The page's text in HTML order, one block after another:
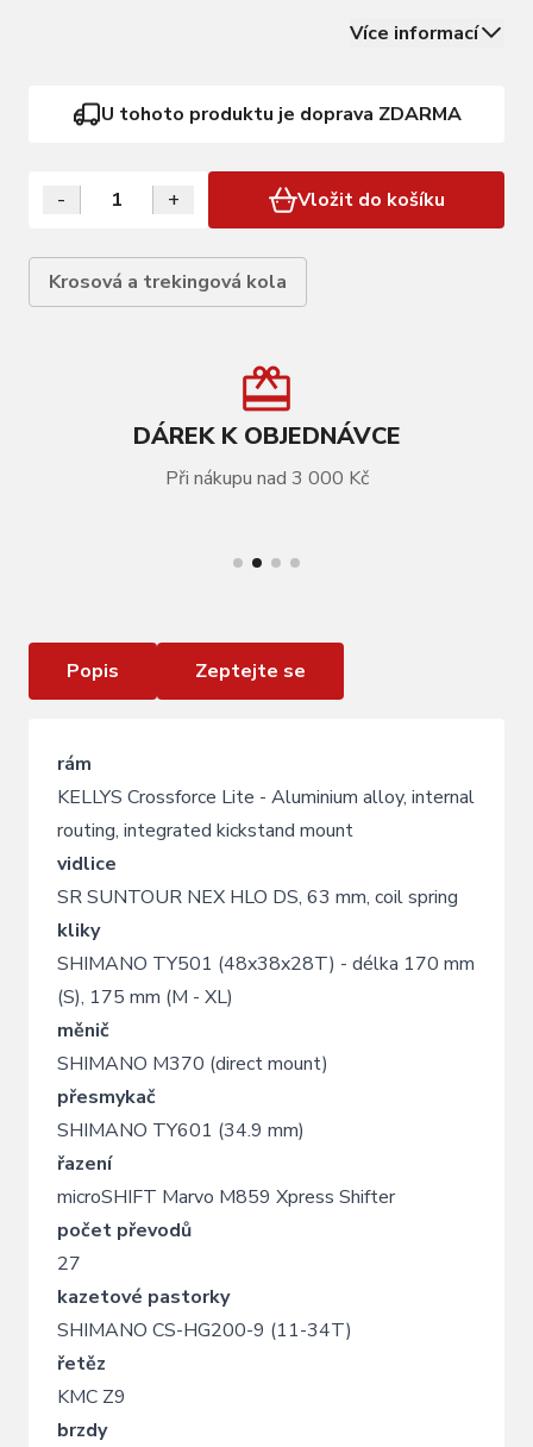
175 mm (M - XL) měnič SHIMANO M370 (direct mount)
microSHIFT…
Více informací
U tohoto produktu je doprava ZDARMA
- + Vložit do košíku
Krosová a trekingová kola
DÁREK K OBJEDNÁVCE
Při nákupu nad 3 000 Kč
Popis Zeptejte se
rám
KELLYS Crossforce Lite - Aluminium alloy, internal
routing, integrated kickstand mount
vidlice
SR SUNTOUR NEX HLO DS, 63 mm, coil spring
kliky
SHIMANO TY501 (48x38x28T) - délka 170 mm
(S), 175 mm (M - XL)
měnič
SHIMANO M370 (direct mount)
přesmykač
SHIMANO TY601 (34.9 mm)
řazení
microSHIFT Marvo M859 Xpress Shifter
počet převodů
27
kazetové pastorky
SHIMANO CS-HG200-9 (11-34T)
řetěz
KMC Z9
brzdy